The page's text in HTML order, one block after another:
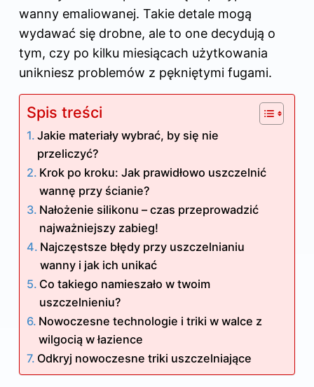
wanny emaliowanej. Takie detale mogą
wydawać się drobne, ale to one decydują o
tym, czy po kilku miesiącach użytkowania
unikniesz problemów z pękniętymi fugami.
Spis treści
Jakie materiały wybrać, by się nie
przeliczyć?
Krok po kroku: Jak prawidłowo uszczelnić
wannę przy ścianie?
Nałożenie silikonu – czas przeprowadzić
najważniejszy zabieg!
Najczęstsze błędy przy uszczelnianiu
wanny i jak ich unikać
Co takiego namieszało w twoim
uszczelnieniu?
Nowoczesne technologie i triki w walce z
wilgocią w łazience
Odkryj nowoczesne triki uszczelniające